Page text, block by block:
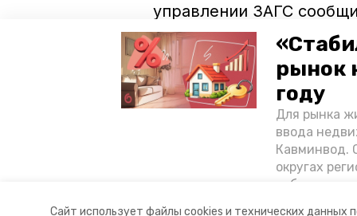
Сайт использует файлы cookies и технических данных
рынок
году
Для рынка
ввода
Кавминвод.
округах
управлении ЗАГС
упрощённом виде — не
Последний срок, в
— это 1 декабря 2021
то же время
механизм работы по